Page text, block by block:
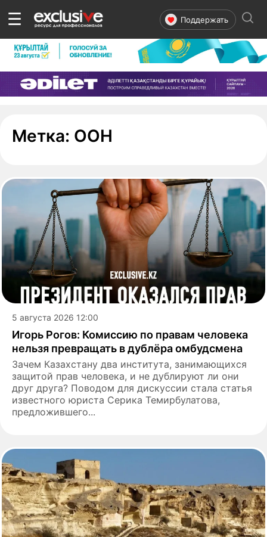
☰ Поддержать
Метка: ООН
5 августа 2026 12:00
Игорь Рогов: Комиссию по правам человека
нельзя превращать в дублёра омбудсмена
Зачем Казахстану два института, занимающихся
защитой прав человека, и не дублируют ли они
друг друга? Поводом для дискуссии стала статья
известного юриста Серика Темирбулатова,
предложившего...